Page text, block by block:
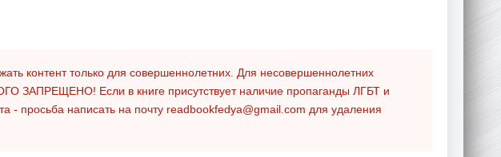
контент только для совершеннолетних. Для несовершеннолетних
ЗАПРЕЩЕНО! Если в книге присутствует наличие пропаганды ЛГБТ и
- просьба написать на почту readbookfedya@gmail.com для удаления